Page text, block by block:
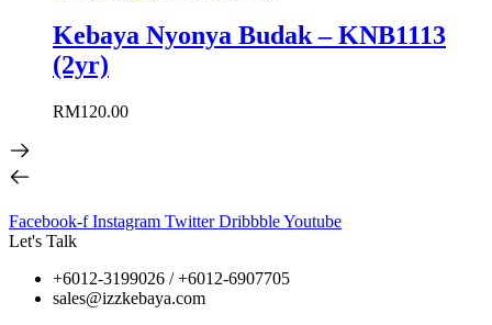
Kebaya Nyonya Budak – KNB1113
(2yr)
RM120.00
Facebook-f Instagram Twitter DribbbleYoutube
Let's Talk
+6012-3199026 / +6012-6907705
sales@izzkebaya.com